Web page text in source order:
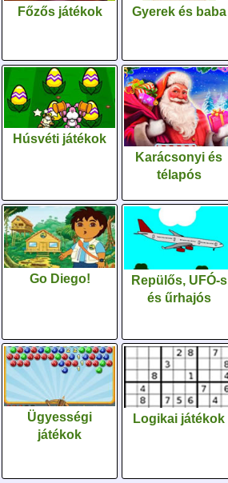
Főzős játékok Gyerek és baba
Húsvéti játékok
Karácsonyi és
télapós
Go Diego!
Repülős, UFÓ-s
és űrhajós
Ügyességi
játékok
Logikai játékok